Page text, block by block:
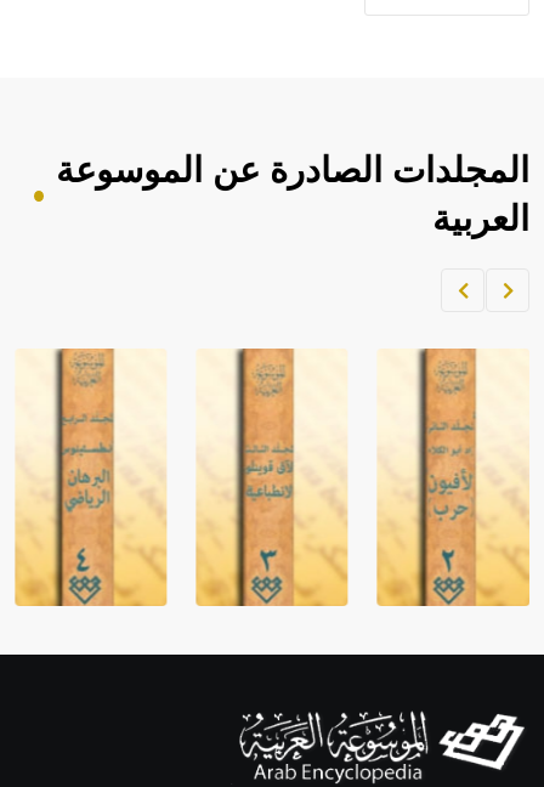
المجلدات الصادرة عن الموسوعة
العربية